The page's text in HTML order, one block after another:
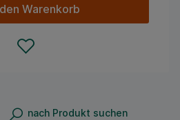
Warenkorb
nach Produkt suchen